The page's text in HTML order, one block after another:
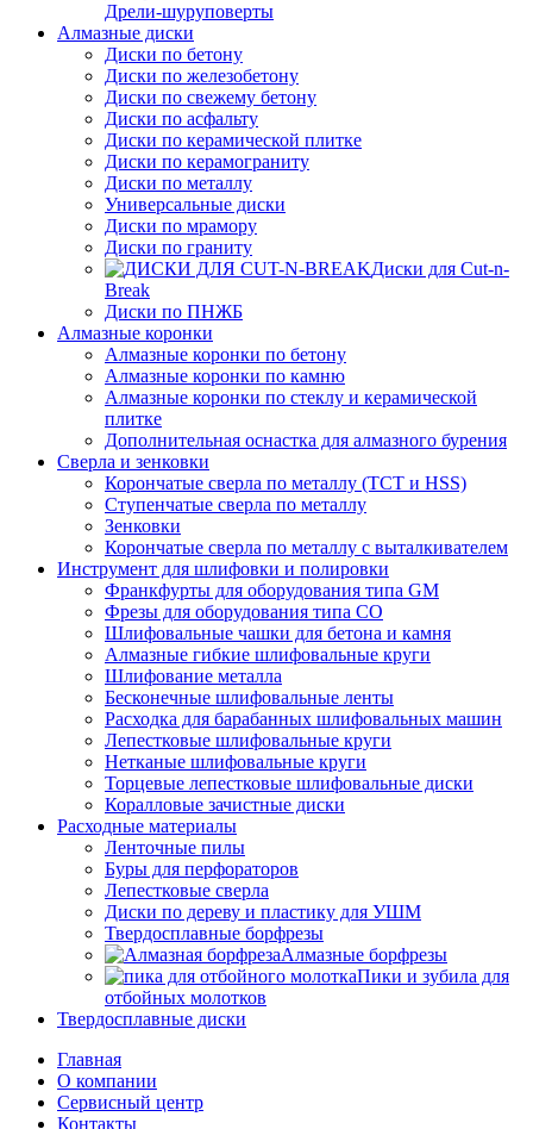
Дрели-шуруповерты
Алмазные диски
Диски по бетону
Диски по железобетону
Диски по свежему бетону
Диски по асфальту
Диски по керамической плитке
Диски по керамограниту
Диски по металлу
Универсальные диски
Диски по мрамору
Диски по граниту
Диски для Cut-n-
Break
Диски по ПНЖБ
Алмазные коронки
Алмазные коронки по бетону
Алмазные коронки по камню
Алмазные коронки по стеклу и керамической
плитке
Дополнительная оснастка для алмазного бурения
Сверла и зенковки
Корончатые сверла по металлу (TCT и HSS)
Ступенчатые сверла по металлу
Зенковки
Корончатые сверла по металлу c выталкивателем
Инструмент для шлифовки и полировки
Франкфурты для оборудования типа GM
Фрезы для оборудования типа СО
Шлифовальные чашки для бетона и камня
Алмазные гибкие шлифовальные круги
Шлифование металла
Бесконечные шлифовальные ленты
Расходка для барабанных шлифовальных машин
Лепестковые шлифовальные круги
Нетканые шлифовальные круги
Торцевые лепестковые шлифовальные диски
Коралловые зачистные диски
Расходные материалы
Ленточные пилы
Буры для перфораторов
Лепестковые сверла
Диски по дереву и пластику для УШМ
Твердосплавные борфрезы
Алмазные борфрезы
Пики и зубила для
отбойных молотков
Твердосплавные диски
Главная
О компании
Сервисный центр
Контакты